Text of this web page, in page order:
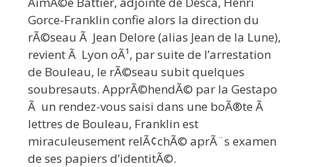
Gorce-Franklin confie alors la direction du
rÃ©seau Ã Jean Delore (alias Jean de la Lune),
revient Ã Lyon oÃ¹, par suite de l’arrestation
de Bouleau, le rÃ©seau subit quelques
soubresauts. ApprÃ©hendÃ© par la Gestapo
Ã un rendez-vous saisi dans une boÃ®te Ã
lettres de Bouleau, Franklin est
miraculeusement relÃ¢chÃ© aprÃ¨s examen
de ses papiers d’identitÃ©.